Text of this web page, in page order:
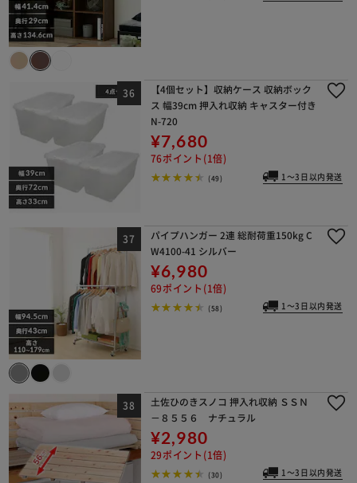
【4個セット】収納ケース 収納ボック
ス 幅39cm 押入れ収納 キャスター付き
N-720
¥7,680
76ポイント(1倍)
(49) 1～3日以内発送
パイプハンガー 2連 総耐荷重150kg C
W4100-41 シルバー
¥6,980
69ポイント(1倍)
(58) 1～3日以内発送
土佐ひのきスノコ 押入れ収納 ＳＳＮ
－８５５６ ナチュラル
¥2,980
29ポイント(1倍)
(30) 1～3日以内発送